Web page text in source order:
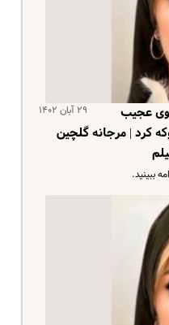
۲۹ آبان ۱۴۰۲
عجیب
کرد | مرجانه گلچین
ببینید.